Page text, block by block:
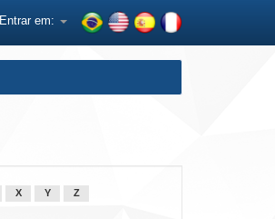
Entrar em:
X Y Z